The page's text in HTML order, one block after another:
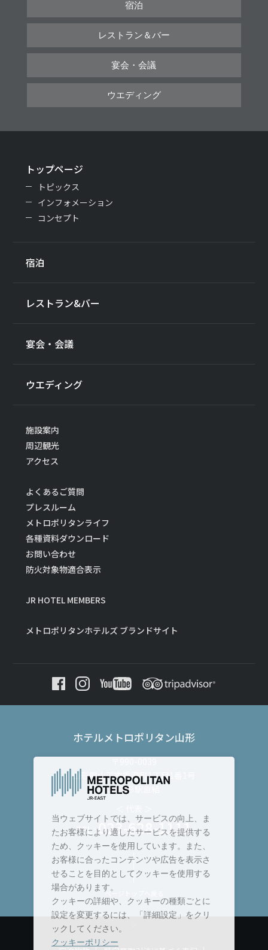
宿泊
レストラン＆バー
宴会・会議
ウエディング
トップページ
トピックス
インフォメーション
コンセプト
宿泊
レストラン&バー
宴会・会議
ウエディング
施設案内
周辺観光
アクセス
よくあるご質問
プレスルーム
メトロポリタンライフ
各種資料ダウンロード
お問い合わせ
防火対象物適合表示
JR HOTEL MEMBERS
メトロポリタンホテルズ ブランドサイト
ホテルメトロポリタン山形
山形県山形市香澄町1丁目1番1号
JR山形駅直結
TEL :023-628-1111
ページトップへ戻る
当ウェブサイトでは、サービスの向上、ま
たお客様により適したサービスを提供する
ため、クッキーを使用しています。また、
お客様に合ったコンテンツや広告を表示さ
せることを目的としてクッキーを使用する
場合があります。
クッキーの詳細や、クッキーの種類ごとに
設定を変更するには、「詳細設定」をクリ
ックしてください。
クッキーポリシー